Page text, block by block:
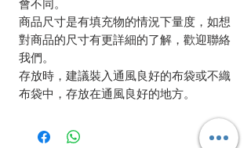
會不同。
商品尺寸是有填充物的情況下量度，如想
對商品的尺寸有更詳細的了解，歡迎聯絡
我們。
存放時，建議裝入通風良好的布袋或不織
布袋中，存放在通風良好的地方。